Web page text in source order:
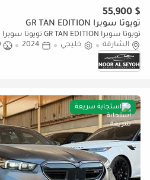
$ 55,900
تويوتا سوبرا GR TAN EDITION
الوكالة (تحت الضمان) قير عادي صبغ وكالة
الشارقة خليجي 2024
استجابة سريعة